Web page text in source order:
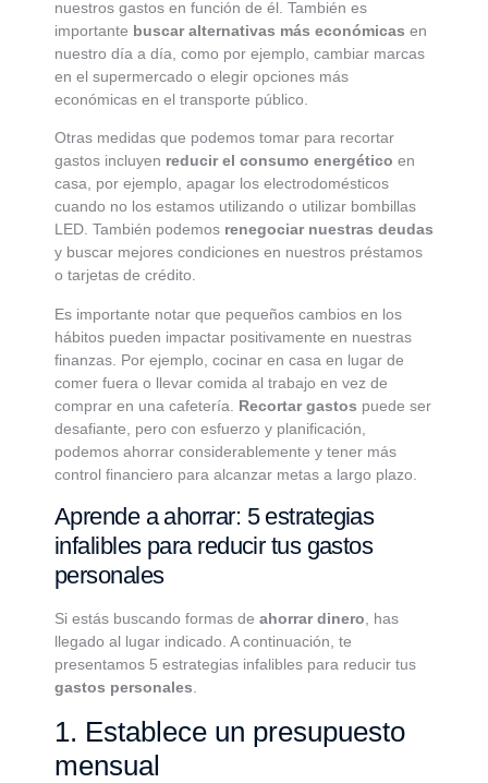
nuestros gastos en función de él. También es
importante buscar alternativas más económicas en
nuestro día a día, como por ejemplo, cambiar marcas
en el supermercado o elegir opciones más
económicas en el transporte público.
Otras medidas que podemos tomar para recortar
gastos incluyen reducir el consumo energético en
casa, por ejemplo, apagar los electrodomésticos
cuando no los estamos utilizando o utilizar bombillas
LED. También podemos renegociar nuestras deudas
y buscar mejores condiciones en nuestros préstamos
o tarjetas de crédito.
Es importante notar que pequeños cambios en los
hábitos pueden impactar positivamente en nuestras
finanzas. Por ejemplo, cocinar en casa en lugar de
comer fuera o llevar comida al trabajo en vez de
comprar en una cafetería. Recortar gastos puede ser
desafiante, pero con esfuerzo y planificación,
podemos ahorrar considerablemente y tener más
control financiero para alcanzar metas a largo plazo.
Aprende a ahorrar: 5 estrategias
infalibles para reducir tus gastos
personales
Si estás buscando formas de ahorrar dinero , has
llegado al lugar indicado. A continuación, te
presentamos 5 estrategias infalibles para reducir tus
gastos personales
1. Establece un presupuesto
mensual